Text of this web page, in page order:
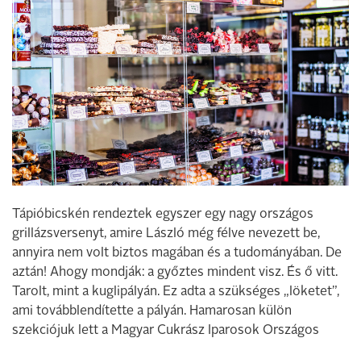
Tápióbicskén rendeztek egyszer egy nagy országos
grillázsversenyt, amire László még félve nevezett be,
annyira nem volt biztos magában és a tudományában. De
aztán! Ahogy mondják: a győztes mindent visz. És ő vitt.
Tarolt, mint a kuglipályán. Ez adta a szükséges „löketet”,
ami továbblendítette a pályán. Hamarosan külön
szekciójuk lett a Magyar Cukrász Iparosok Országos